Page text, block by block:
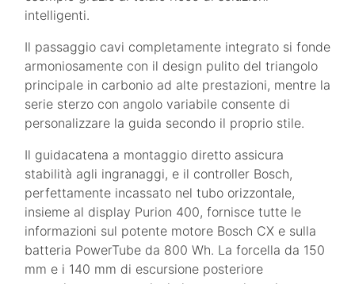
intelligenti.
Il passaggio cavi completamente integrato si fonde
armoniosamente con il design pulito del triangolo
principale in carbonio ad alte prestazioni, mentre la
serie sterzo con angolo variabile consente di
personalizzare la guida secondo il proprio stile.
Il guidacatena a montaggio diretto assicura
stabilità agli ingranaggi, e il controller Bosch,
perfettamente incassato nel tubo orizzontale,
insieme al display Purion 400, fornisce tutte le
informazioni sul potente motore Bosch CX e sulla
batteria PowerTube da 800 Wh. La forcella da 150
mm e i 140 mm di escursione posteriore